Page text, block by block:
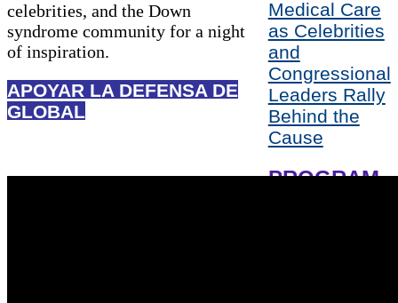
celebrities, and the Down
syndrome community for a night
of inspiration.
APOYAR LA DEFENSA DE
GLOBAL
Medical Care
as Celebrities
and
Congressional
Leaders Rally
Behind the
Cause
PROGRAM